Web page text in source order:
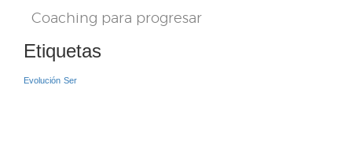
Coaching para progresar
Etiquetas
Evolución Ser